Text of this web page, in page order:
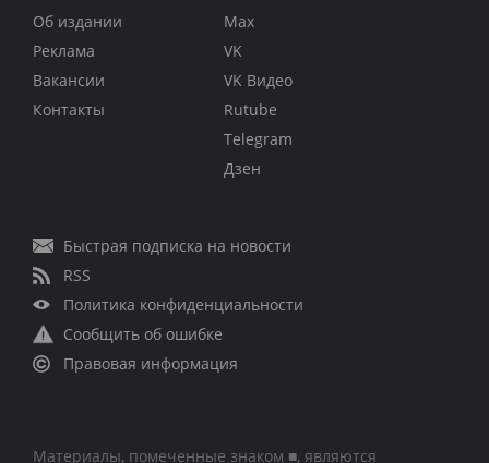
Об издании
Реклама
Вакансии
Контакты
Max
VK
VK Видео
Rutube
Telegram
Дзен
Быстрая подписка на новости
RSS
Политика конфиденциальности
Сообщить об ошибке
Правовая информация
Материалы, помеченные знаком ■, являются